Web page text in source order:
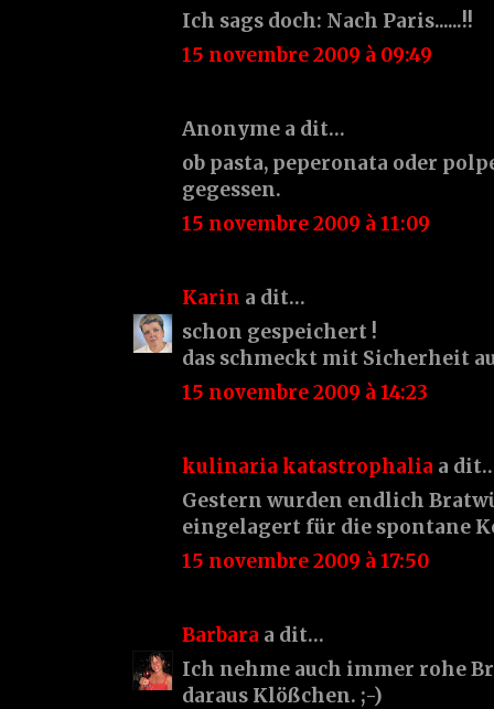
Ich sags doch: Nach Paris......!!
15 novembre 2009 à 09:49
Anonyme a dit…
ob pasta, peperonata oder
gegessen.
15 novembre 2009 à 11:09
Karin a dit…
schon gespeichert !
das schmeckt mit Sicherheit
15 novembre 2009 à 14:23
kulinaria katastrophalia a
Gestern wurden endlich
eingelagert für die spontane
15 novembre 2009 à 17:50
Barbara a dit…
Ich nehme auch immer rohe
daraus Klößchen. ;-)